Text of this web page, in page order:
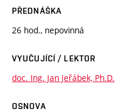
PŘEDNÁŠKA
26 hod., nepovinná
VYUČUJÍCÍ / LEKTOR
doc. Ing. Jan Jeřábek, Ph.D.
OSNOVA